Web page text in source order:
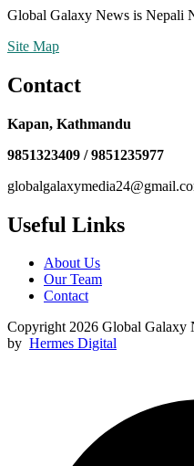
Global Galaxy News is Nepali
Site Map
Contact
Kapan, Kathmandu
9851323409 / 9851235977
Useful Links
About Us
Our Team
Contact
Copyright 2026 Global Galaxy
by Hermes Digital